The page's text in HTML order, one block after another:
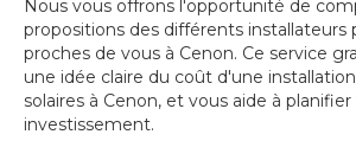
Nous vous offrons l'opportunité de
propositions des différents installateurs
proches de vous à Cenon. Ce service
une idée claire du coût d'une
solaires à Cenon, et vous aide à
investissement.